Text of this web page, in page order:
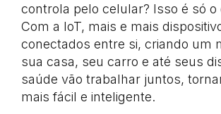
controla pelo celular? Isso é só o
Com a IoT, mais e mais
conectados entre si, criando um
sua casa, seu carro e até seus
saúde vão trabalhar juntos,
mais fácil e inteligente.